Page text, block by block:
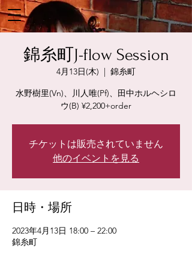
錦糸町J-flow Session
4月13日(木)
  |
錦糸町
水野樹里(Vn)、川人唯(Pf)、田中ホルヘシロ
ウ(B) ¥2,200+order
チケットは販売されていません
他のイベントを見る
日時・場所
2023年4月13日 18:00 – 22:00
錦糸町